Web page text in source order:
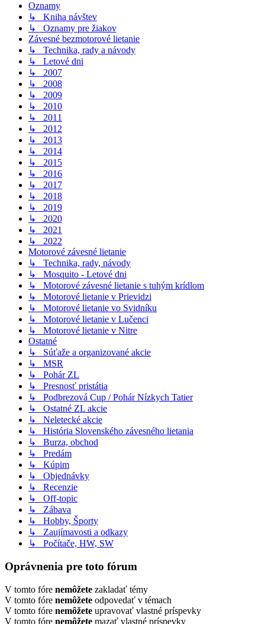
Oznamy
↳ Kniha návštev
↳ Oznamy pre žiakov
Závesné bezmotorové lietanie
↳ Technika, rady a návody
↳ Letové dni
↳ 2007
↳ 2008
↳ 2009
↳ 2010
↳ 2011
↳ 2012
↳ 2013
↳ 2014
↳ 2015
↳ 2016
↳ 2017
↳ 2018
↳ 2019
↳ 2020
↳ 2021
↳ 2022
Motorové závesné lietanie
↳ Technika, rady, návody
↳ Mosquito - Letové dni
↳ Motorové závesné lietanie s tuhým krídlom
↳ Motorové lietanie v Prievidzi
↳ Motorové lietanie vo Svidníku
↳ Motorové lietanie v Lučenci
↳ Motorové lietanie v Nitre
Ostatné
↳ Súťaže a organizované akcie
↳ MSR
↳ Pohár ZL
↳ Presnosť pristátia
↳ Podbrezová Cup / Pohár Nízkych Tatier
↳ Ostatné ZL akcie
↳ Neletecké akcie
↳ História Slovenského závesného lietania
↳ Burza, obchod
↳ Predám
↳ Kúpim
↳ Objednávky
↳ Recenzie
↳ Off-topic
↳ Zábava
↳ Hobby, Športy
↳ Zaujímavosti a odkazy
↳ Počítače, HW, SW
Oprávnenia pre toto fórum
V tomto fóre nemôžete zakladať témy
V tomto fóre nemôžete odpovedať v témach
V tomto fóre nemôžete upravovať vlastné príspevky
V tomto fóre nemôžete mazať vlastné príspevky